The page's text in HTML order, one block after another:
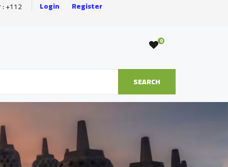
: +112 Login Register
0
SEARCH